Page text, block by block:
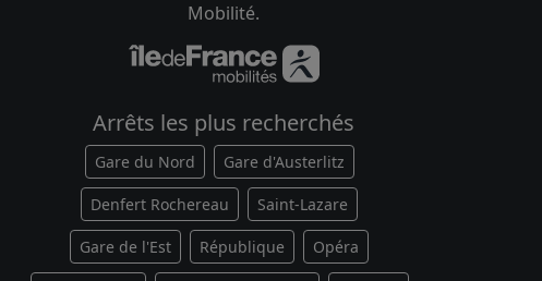
Mobilité.
Arrêts les plus recherchés
Gare du Nord Gare d'Austerlitz
Denfert Rochereau Saint-Lazare
Gare de l'Est République Opéra